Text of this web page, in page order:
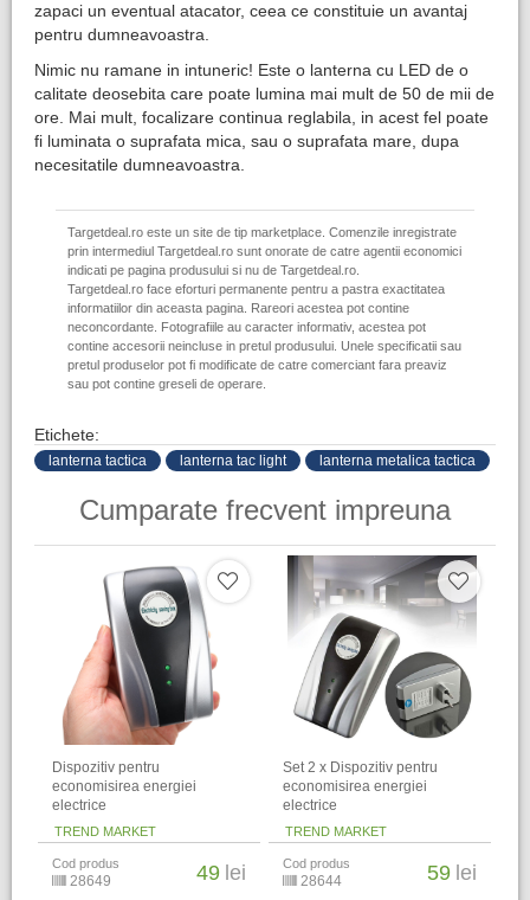
zapaci un eventual atacator, ceea ce constituie un avantaj
pentru dumneavoastra.
Nimic nu ramane in intuneric! Este o lanterna cu LED de o
calitate deosebita care poate lumina mai mult de 50 de mii de
ore. Mai mult, focalizare continua reglabila, in acest fel poate
fi luminata o suprafata mica, sau o suprafata mare, dupa
necesitatile dumneavoastra.
Targetdeal.ro este un site de tip marketplace. Comenzile inregistrate
prin intermediul Targetdeal.ro sunt onorate de catre agentii economici
indicati pe pagina produsului si nu de Targetdeal.ro.
Targetdeal.ro face eforturi permanente pentru a pastra exactitatea
informatiilor din aceasta pagina. Rareori acestea pot contine
neconcordante. Fotografiile au caracter informativ, acestea pot
contine accesorii neincluse in pretul produsului. Unele specificatii sau
pretul produselor pot fi modificate de catre comerciant fara preaviz
sau pot contine greseli de operare.
Etichete:
lanterna tactica lanterna tac light lanterna metalica tactica
Cumparate frecvent impreuna
Dispozitiv pentru
economisirea energiei
electrice
TREND MARKET
Cod produs
28649 49 lei
Set 2 x Dispozitiv pentru
economisirea energiei
electrice
TREND MARKET
Cod produs
28644 59 lei